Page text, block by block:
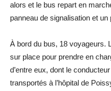
alors et le bus repart en
panneau de signalisation et un
À bord du bus, 18 voyageurs.
sur place pour prendre en
d’entre eux, dont le
transportés à l’hôpital de